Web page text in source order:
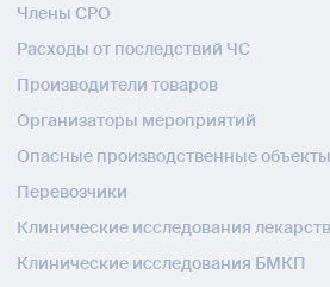
Члены СРО
Расходы от последствий ЧС
Производители товаров
Организаторы мероприятий
Опасные производственные объекты
Перевозчики
Клинические исследования
Клинические исследования БМКП